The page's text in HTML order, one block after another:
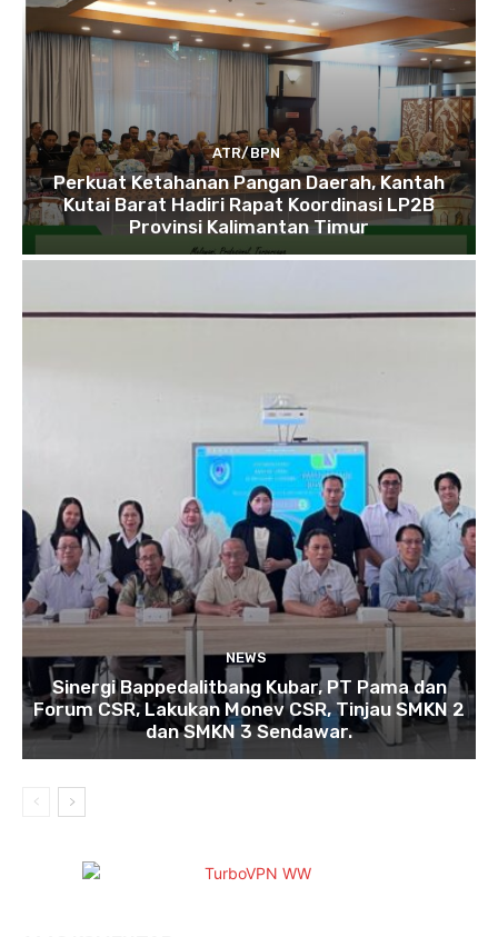
ATR/BPN
Perkuat Ketahanan Pangan Daerah, Kantah
Kutai Barat Hadiri Rapat Koordinasi LP2B
Provinsi Kalimantan Timur
NEWS
Sinergi Bappedalitbang Kubar, PT Pama dan
Forum CSR, Lakukan Monev CSR, Tinjau SMKN 2
dan SMKN 3 Sendawar.